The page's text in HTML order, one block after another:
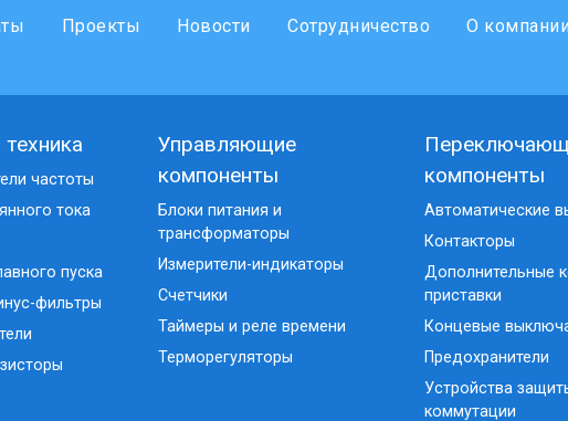
Проекты Новости Сотрудничество
О компании
частоты
тока
пуска
фильтры
Управляющие
компоненты
Блоки питания и
трансформаторы
Измерители-индикаторы
Счетчики
Таймеры и реле времени
Терморегуляторы
компоненты
Автоматические
Контакторы
Дополнительные
приставки
Концевые
Предохранители
Устройства
коммутации